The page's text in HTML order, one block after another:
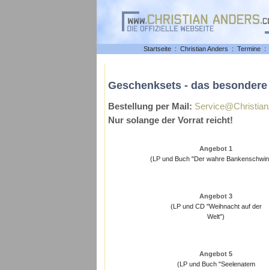
Startseite : Christian Anders : Termine :
Geschenksets - das
Bestellung per Mail:
Nur solange der Vorrat reicht!
Angebot 1
(LP und Buch "Der wahre
Angebot 3
(LP und CD "Weihnacht auf der
Welt")
Angebot 5
(LP und Buch "Seelenatem